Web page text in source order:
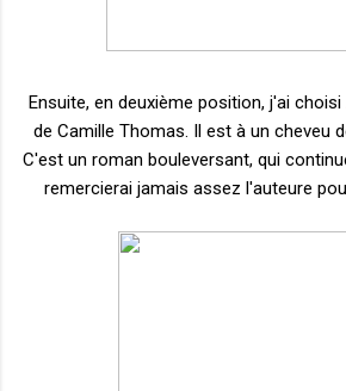
Ensuite, en deuxième position, j'ai choisi
de Camille Thomas. Il est à un cheveu
C'est un roman bouleversant, qui
remercierai jamais assez l'auteure